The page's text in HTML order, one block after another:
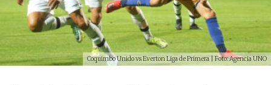
Coquimbo Unido vs Everton Liga de Primera | Foto: Agencia UNO